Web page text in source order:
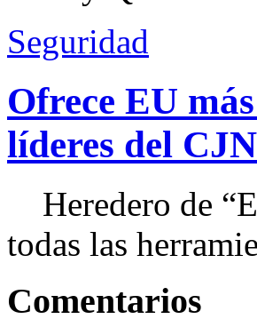
Seguridad
Ofrece EU
líderes del
Heredero de
todas las
Comentarios